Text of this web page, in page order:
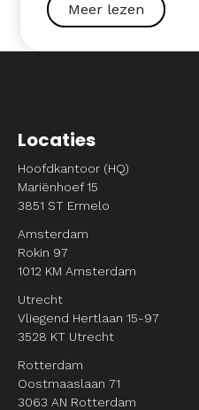
Meer lezen
Locaties
Hoofdkantoor (HQ)
Mariënhoef 15
3851 ST Ermelo
Amsterdam
Rokin 97
1012 KM Amsterdam
Utrecht
Vliegend Hertlaan 15-97
3528 KT Utrecht
Rotterdam
Oostmaaslaan 71
3063 AN Rotterdam